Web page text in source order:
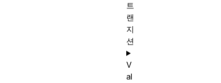
트
랜
지
션
V
al